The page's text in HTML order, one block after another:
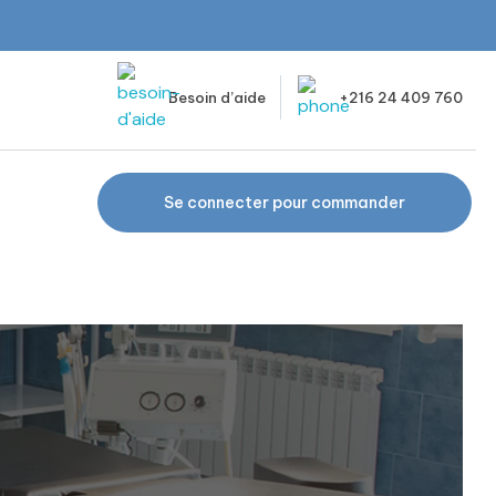
Besoin d’aide +216 24 409 760
Se connecter pour commander